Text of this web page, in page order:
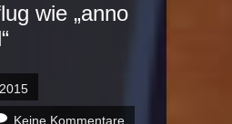
wie „anno
Keine Kommentare